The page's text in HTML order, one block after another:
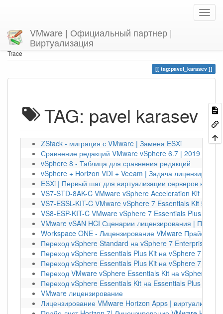
VMware | Официальный партнер |
Виртуализация
You are here Home
tag
pavel_karasev
Trace
tag:pavel_karasev
TAG: pavel karasev
ZStack - миграция с VMware | Замена ESXi
Сравнение редакций VMware vSphere 6.7 | 2019 год
vSphere 8 - Таблица для сравнения редакций
vSphere + Horizon VDI + Veeam | Задача
ESXi | Первый шаг для виртуализации серверов на
VS7-STD-8AK-C VMware vSphere Acceleration Kit |
VS7-ESSL-KIT-C VMware vSphere 7 Essentials Kit
VS8-ESP-KIT-C VMware vSphere 7 Essentials Plus |
VMware vSAN HCI Сценарии лицензирования |
Workspace ONE - Лицензирование VMware Прайс-
Переход vSphere Standard на vSphere 7 Enterprise Plus
Переход vSphere Essentials Plus Kit на vSphere 7
Переход vSphere Essentials Plus Kit на vSphere 7
Переход VMware vSphere Essentials Kit на vSphere 7
Переход vSphere Essentials Kit на Essentials Plus
VMware лицензирование
Лицензирование VMware Horizon Apps |